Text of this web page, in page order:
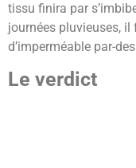
tissu finira par
journées pluvieuses,
d’imperméable par-
Le verdict